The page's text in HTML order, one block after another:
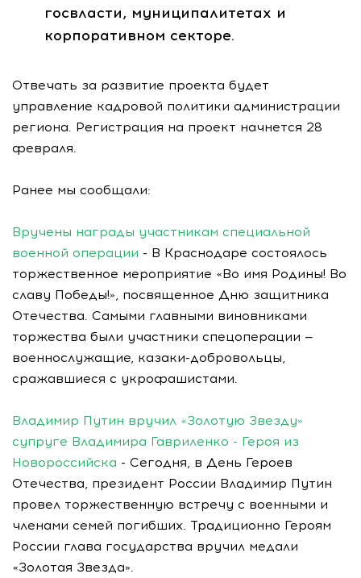
госвласти, муниципалитетах и
корпоративном секторе.
Отвечать за развитие проекта будет
управление кадровой политики администрации
региона. Регистрация на проект начнется 28
февраля.
Ранее мы сообщали:
Вручены награды участникам специальной
военной операции - В Краснодаре состоялось
торжественное мероприятие «Во имя Родины! Во
славу Победы!», посвященное Дню защитника
Отечества. Самыми главными виновниками
торжества были участники спецоперации —
военнослужащие, казаки-добровольцы,
сражавшиеся с укрофашистами.
Владимир Путин вручил «Золотую Звезду»
супруге Владимира Гавриленко - Героя из
Новороссийска - Сегодня, в День Героев
Отечества, президент России Владимир Путин
провел торжественную встречу с военными и
членами семей погибших. Традиционно Героям
России глава государства вручил медали
«Золотая Звезда».